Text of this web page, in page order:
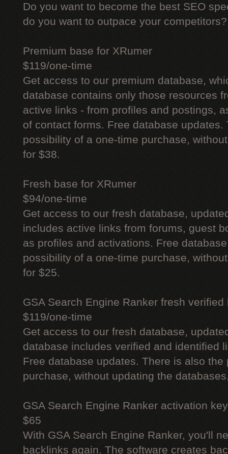
Do you want to become the best SEO
do you want to outpace your competitors?
Premium base for XRumer
$119/one-time
Get access to our premium database,
database contains only those resources
active links - from profiles and postings,
of contact forms. Free database updates.
possibility of a one-time purchase,
for $38.
Fresh base for XRumer
$94/one-time
Get access to our fresh database,
includes active links from forums, guest
as profiles and activations. Free
possibility of a one-time purchase,
for $25.
GSA Search Engine Ranker fresh verified
$119/one-time
Get access to our fresh database,
database includes verified and identified
Free database updates. There is also
purchase, without updating the
GSA Search Engine Ranker activation key
$65
With GSA Search Engine Ranker, you'll
backlinks again. The software creates